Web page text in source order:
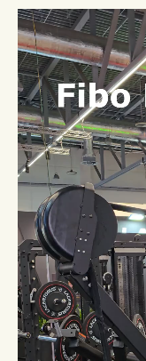
Video-
Player